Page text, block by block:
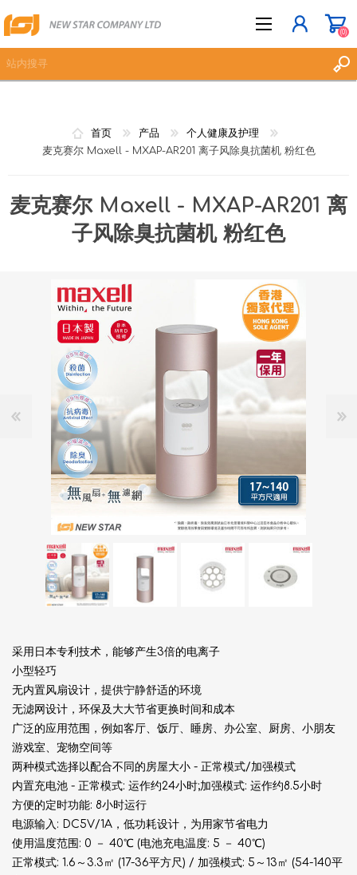
登入
(0)
首页 产品
个人健康及护理
麦克赛尔 Maxell - MXAP-AR201 离子风除臭抗菌机 粉红色
麦克赛尔 Maxell - MXAP-AR201 离
子风除臭抗菌机 粉红色
采用日本专利技术，能够产生3倍的电离子
小型轻巧
无内置风扇设计，提供宁静舒适的环境
无滤网设计，环保及大大节省更换时间和成本
广泛的应用范围，例如客厅、饭厅、睡房、办公室、厨房、小朋友
游戏室、宠物空间等
两种模式选择以配合不同的房屋大小 - 正常模式/加强模式
内置充电池 - 正常模式: 运作约24小时;加强模式: 运作约8.5小时
方便的定时功能: 8小时运行
电源输入: DC5V/1A，低功耗设计，为用家节省电力
使用温度范围: 0 － 40℃ (电池充电温度: 5 － 40℃)
正常模式: 1.6～3.3㎡ (17-36平方尺) / 加强模式: 5～13㎡ (54-140平